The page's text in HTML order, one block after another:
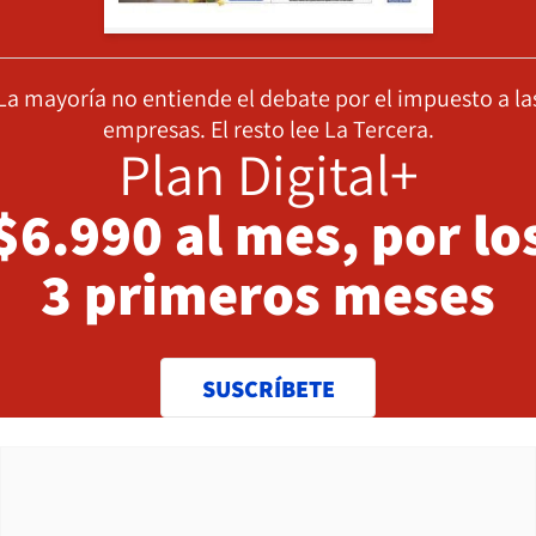
mayoría no entiende el debate por el impuesto a
empresas. El resto lee La Tercera.
Plan Digital+
al mes, por
3 primeros meses
SUSCRÍBETE